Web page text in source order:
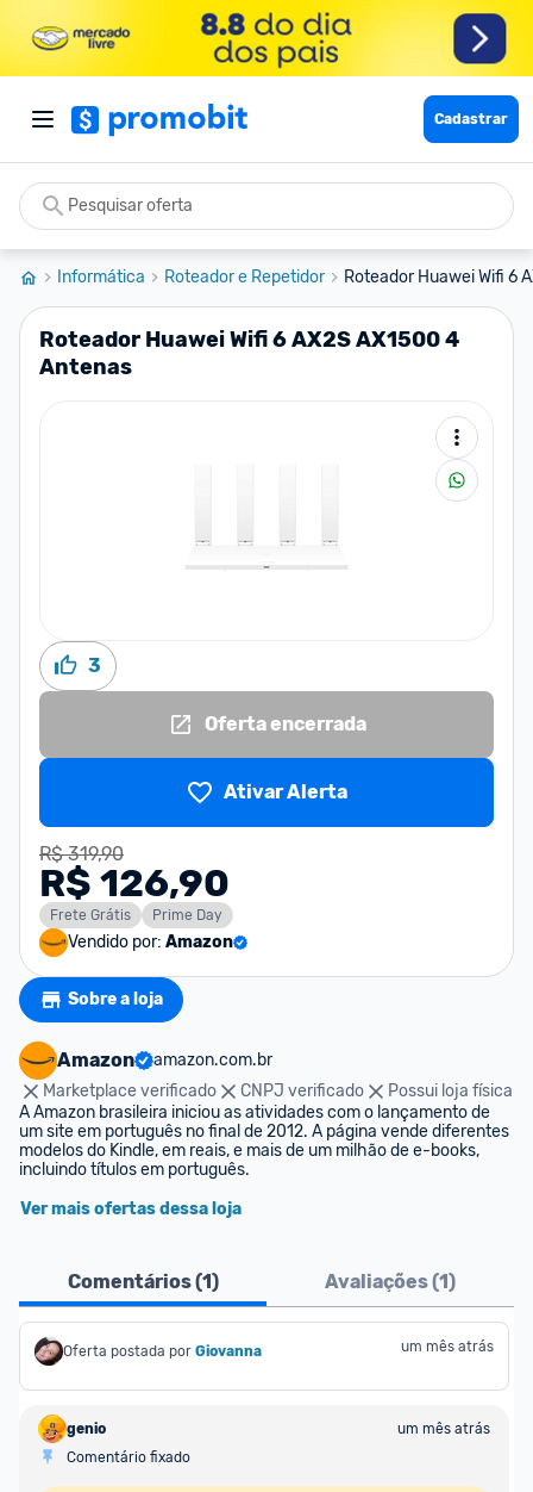
Cadastrar
Informática Roteador e Repetidor Roteador Huawei Wifi 6
Roteador Huawei Wifi 6 AX2S AX1500 4
Antenas
3
Oferta encerrada
Ativar Alerta
R$ 319,90
R$ 126,90
Frete Grátis Prime Day
Vendido por: Amazon
Sobre a loja
Amazon
amazon.com.br
Marketplace verificado
CNPJ verificado
Possui loja física
A Amazon brasileira iniciou as atividades com o lançamento de
um site em português no final de 2012. A página vende diferentes
modelos do Kindle, em reais, e mais de um milhão de e-books,
incluindo títulos em português.
Ver mais ofertas dessa loja
Comentários (1) Avaliações (1)
Oferta postada por Giovanna um mês atrás
genio
um mês atrás
Comentário fixado